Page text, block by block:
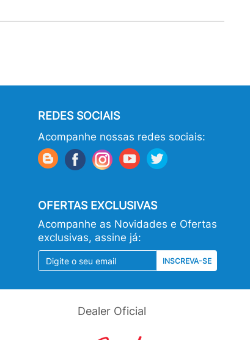
REDES SOCIAIS
Acompanhe nossas redes sociais:
OFERTAS EXCLUSIVAS
Acompanhe as Novidades e Ofertas
exclusivas, assine já:
INSCREVA-SE
Dealer Oficial